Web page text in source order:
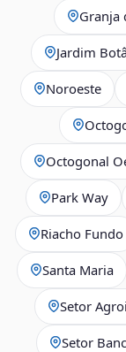
Granja
Jardim
Noroeste
Octogonal
Park Way
Riacho Fundo
Santa Maria
Setor
Setor